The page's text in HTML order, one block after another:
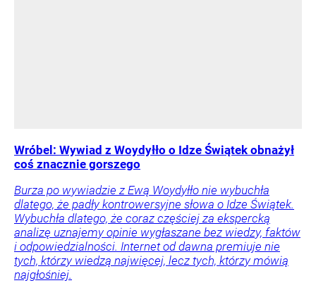
Wróbel: Wywiad z Woydyłło o Idze Świątek obnażył
coś znacznie gorszego
Burza po wywiadzie z Ewą Woydyłło nie wybuchła
dlatego, że padły kontrowersyjne słowa o Idze Świątek.
Wybuchła dlatego, że coraz częściej za ekspercką
analizę uznajemy opinie wygłaszane bez wiedzy, faktów
i odpowiedzialności. Internet od dawna premiuje nie
tych, którzy wiedzą najwięcej, lecz tych, którzy mówią
najgłośniej.